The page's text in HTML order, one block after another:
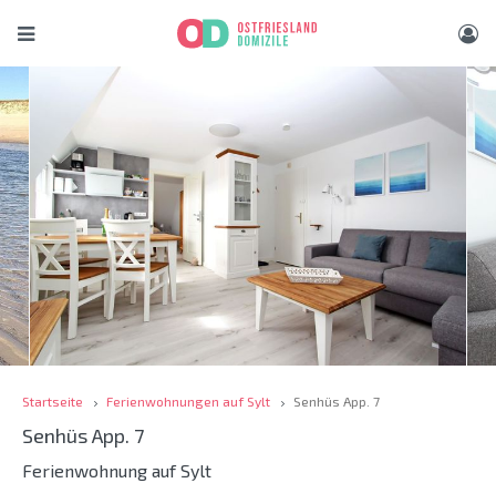
Startseite Ferienwohnungen auf Sylt Senhüs App. 7
Senhüs App. 7
Ferienwohnung auf Sylt